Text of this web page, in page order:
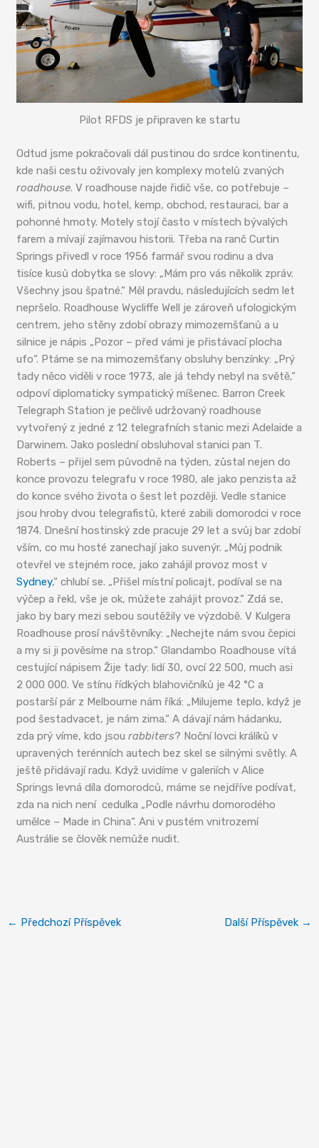
Pilot RFDS je připraven ke startu
Odtud jsme pokračovali dál pustinou do srdce kontinentu,
kde naši cestu oživovaly jen komplexy motelů zvaných
roadhouse. V roadhouse najde řidič vše, co potřebuje –
wifi, pitnou vodu, hotel, kemp, obchod, restauraci, bar a
pohonné hmoty. Motely stojí často v místech bývalých
farem a mívají zajímavou historii. Třeba na ranč Curtin
Springs přivedl v roce 1956 farmář svou rodinu a dva
tisíce kusů dobytka se slovy: „Mám pro vás několik zpráv.
Všechny jsou špatné.“ Měl pravdu, následujících sedm let
nepršelo. Roadhouse Wycliffe Well je zároveň ufologickým
centrem, jeho stěny zdobí obrazy mimozemšťanů a u
silnice je nápis „Pozor – před vámi je přistávací plocha
ufo“. Ptáme se na mimozemšťany obsluhy benzínky: „Prý
tady něco viděli v roce 1973, ale já tehdy nebyl na světě,“
odpoví diplomaticky sympatický míšenec. Barron Creek
Telegraph Station je pečlivě udržovaný roadhouse
vytvořený z jedné z 12 telegrafních stanic mezi Adelaide a
Darwinem. Jako poslední obsluhoval stanici pan T.
Roberts – přijel sem původně na týden, zůstal nejen do
konce provozu telegrafu v roce 1980, ale jako penzista až
do konce svého života o šest let později. Vedle stanice
jsou hroby dvou telegrafistů, které zabili domorodci v roce
1874. Dnešní hostinský zde pracuje 29 let a svůj bar zdobí
vším, co mu hosté zanechají jako suvenýr. „Můj podnik
otevřel ve stejném roce, jako zahájil provoz most v
Sydney,“ chlubí se. „Přišel místní policajt, podíval se na
výčep a řekl, vše je ok, můžete zahájit provoz.“ Zdá se,
jako by bary mezi sebou soutěžily ve výzdobě. V Kulgera
Roadhouse prosí návštěvníky: „Nechejte nám svou čepici
a my si ji pověsíme na strop.“ Glandambo Roadhouse vítá
cestující nápisem Žije tady: lidí 30, ovcí 22 500, much asi
2 000 000. Ve stínu řídkých blahovičníků je 42 °C a
postarší pár z Melbourne nám říká: „Milujeme teplo, když je
pod šestadvacet, je nám zima.“ A dávají nám hádanku,
zda prý víme, kdo jsourabbiters? Noční lovci králíků v
upravených terénních autech bez skel se silnými světly. A
ještě přidávají radu. Když uvidíme v galeriích v Alice
Springs levná díla domorodců, máme se nejdříve podívat,
zda na nich není cedulka „Podle návrhu domorodého
umělce – Made in China“. Ani v pustém vnitrozemí
Austrálie se člověk nemůže nudit.
← Předchozí Příspěvek Další Příspěvek →